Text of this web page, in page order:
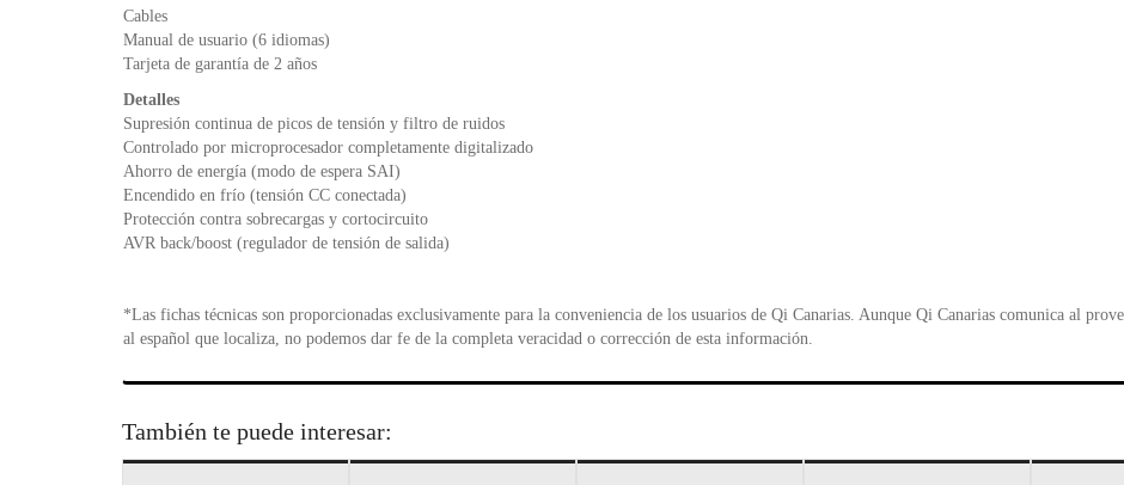
Cables
Manual de usuario (6 idiomas)
Tarjeta de garantía de 2 años
Detalles
Supresión continua de picos de tensión y filtro de ruidos
Controlado por microprocesador completamente digitalizado
Ahorro de energía (modo de espera SAI)
Encendido en frío (tensión CC conectada)
Protección contra sobrecargas y cortocircuito
AVR back/boost (regulador de tensión de salida)
*Las fichas técnicas son proporcionadas exclusivamente para la conveniencia de los usuarios de Qi Canarias. Aunque Qi Canarias comunica al
al español que localiza, no podemos dar fe de la completa veracidad o corrección de esta información.
También te puede interesar: